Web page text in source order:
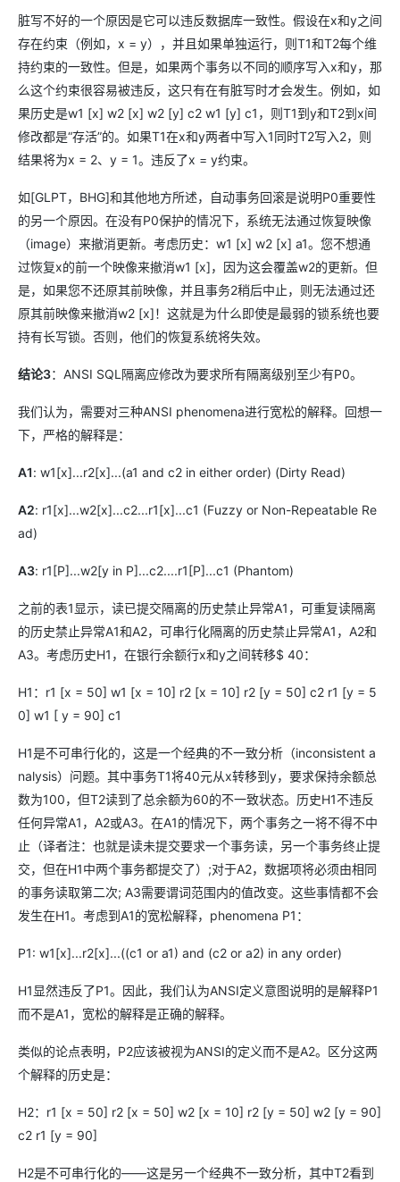
脏写不好的一个原因是它可以违反数据库一致性。假设在x和y之间
存在约束（例如，x = y），并且如果单独运行，则T1和T2每个维
持约束的一致性。但是，如果两个事务以不同的顺序写入x和y，那
么这个约束很容易被违反，这只有在有脏写时才会发生。例如，如
果历史是w1 [x] w2 [x] w2 [y] c2 w1 [y] c1，则T1到y和T2到x间
修改都是“存活”的。如果T1在x和y两者中写入1同时T2写入2，则
结果将为x = 2、y = 1。违反了x = y约束。
如[GLPT，BHG]和其他地方所述，自动事务回滚是说明P0重要性
的另一个原因。在没有P0保护的情况下，系统无法通过恢复映像
（image）来撤消更新。考虑历史：w1 [x] w2 [x] a1。您不想通
过恢复x的前一个映像来撤消w1 [x]，因为这会覆盖w2的更新。但
是，如果您不还原其前映像，并且事务2稍后中止，则无法通过还
原其前映像来撤消w2 [x]！这就是为什么即使是最弱的锁系统也要
持有长写锁。否则，他们的恢复系统将失效。
结论3：ANSI SQL隔离应修改为要求所有隔离级别至少有P0。
我们认为，需要对三种ANSI phenomena进行宽松的解释。回想一
下，严格的解释是：
A1: w1[x]...r2[x]...(a1 and c2 in either order) (Dirty Read)
A2: r1[x]...w2[x]...c2...r1[x]...c1 (Fuzzy or Non-Repeatable Re
ad)
A3: r1[P]...w2[y in P]...c2....r1[P]...c1 (Phantom)
之前的表1显示，读已提交隔离的历史禁止异常A1，可重复读隔离
的历史禁止异常A1和A2，可串行化隔离的历史禁止异常A1，A2和
A3。考虑历史H1，在银行余额行x和y之间转移$ 40：
H1：r1 [x = 50] w1 [x = 10] r2 [x = 10] r2 [y = 50] c2 r1 [y = 5
0] w1 [ y = 90] c1
H1是不可串行化的，这是一个经典的不一致分析（inconsistent a
nalysis）问题。其中事务T1将40元从x转移到y，要求保持余额总
数为100，但T2读到了总余额为60的不一致状态。历史H1不违反
任何异常A1，A2或A3。在A1的情况下，两个事务之一将不得不中
止（译者注：也就是读未提交要求一个事务读，另一个事务终止提
交，但在H1中两个事务都提交了）;对于A2，数据项将必须由相同
的事务读取第二次; A3需要谓词范围内的值改变。这些事情都不会
发生在H1。考虑到A1的宽松解释，phenomena P1：
P1: w1[x]...r2[x]...((c1 or a1) and (c2 or a2) in any order)
H1显然违反了P1。因此，我们认为ANSI定义意图说明的是解释P1
而不是A1，宽松的解释是正确的解释。
类似的论点表明，P2应该被视为ANSI的定义而不是A2。区分这两
个解释的历史是：
H2：r1 [x = 50] r2 [x = 50] w2 [x = 10] r2 [y = 50] w2 [y = 90]
c2 r1 [y = 90]
H2是不可串行化的——这是另一个经典不一致分析，其中T2看到